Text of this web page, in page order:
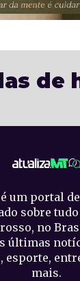
de
um portal
sobre tudo
no
últimas
esporte,
mais.